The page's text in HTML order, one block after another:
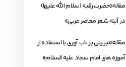
مقاله«حضرت رقیه (سلام الله علیها)
در آینه شعر معاصر عربی»
مقاله«تبیینی بر تاب آوری با استفاده از
آموزه های امام سجاد علیه السلام»